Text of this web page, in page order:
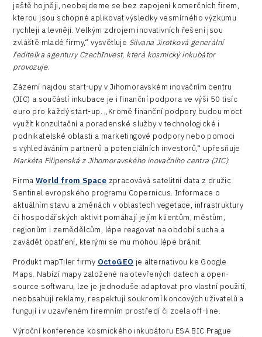
ještě hojněji, neobejdeme se bez zapojení komerčních firem,
kterou jsou schopné aplikovat výsledky vesmírného výzkumu
rychleji a levněji. Velkým zdrojem inovativních řešení jsou
zvláště mladé firmy,“ vysvětluje Silvana Jirotková generální
ředitelka agentury CzechInvest, která kosmický inkubátor
provozuje.
Zázemí najdou start-upy v Jihomoravském inovačním centru
(JIC) a součástí inkubace je i finanční podpora ve výši 50 tisíc
euro pro každý start-up. „Kromě finanční podpory budou moct
využít konzultační a poradenské služby v technologické i
podnikatelské oblasti a marketingové podpory nebo pomoci
s vyhledáváním partnerů a potenciálních investorů,“ upřesňuje
Markéta Filipenská z Jihomoravského inovačního centra (JIC).
Firma World from Space zpracovává satelitní data z družic
Sentinel evropského programu Copernicus. Informace o
aktuálním stavu a změnách v oblastech vegetace, infrastruktury
či hospodářských aktivit pomáhají jejím klientům, městům,
regionům i zemědělcům, lépe reagovat na období sucha a
zavádět opatření, kterými se mu mohou lépe bránit.
Produkt mapTiler firmy OctoGEO je alternativou ke Google
Maps. Nabízí mapy založené na otevřených datech a open-
source softwaru, lze je jednoduše adaptovat pro vlastní použití,
neobsahují reklamy, respektují soukromí koncových uživatelů a
fungují i v uzavřeném firemním prostředí či zcela off-line.
Výroční konference kosmického inkubátoru ESA BIC Prague